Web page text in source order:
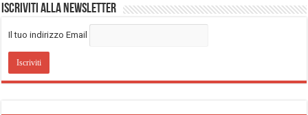
Iscriviti alla Newsletter
Il tuo indirizzo Email